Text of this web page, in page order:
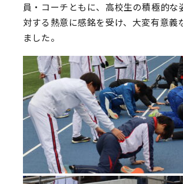
員・コーチともに、高校生の積極的な
対する熱意に感銘を受け、大変有意義
ました。